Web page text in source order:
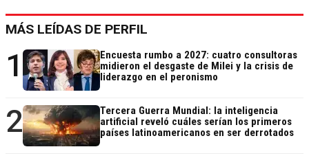
MÁS LEÍDAS DE PERFIL
1
Encuesta rumbo a 2027: cuatro consultoras
midieron el desgaste de Milei y la crisis de
liderazgo en el peronismo
2
Tercera Guerra Mundial: la inteligencia
artificial reveló cuáles serían los primeros
países latinoamericanos en ser derrotados